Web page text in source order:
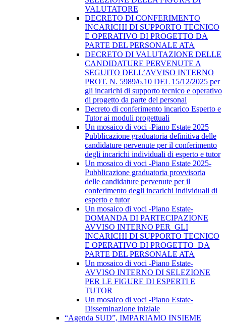
VALUTATORE
DECRETO DI CONFERIMENTO
INCARICHI DI SUPPORTO TECNICO
E OPERATIVO DI PROGETTO DA
PARTE DEL PERSONALE ATA
DECRETO DI VALUTAZIONE DELLE
CANDIDATURE PERVENUTE A
SEGUITO DELL’AVVISO INTERNO
PROT. N. 5989/6.10 DEL 15/12/2025 per
gli incarichi di supporto tecnico e operativo
di progetto da parte del personal
Decreto di conferimento incarico Esperto e
Tutor ai moduli progettuali
Un mosaico di voci -Piano Estate 2025
Pubblicazione graduatoria definitiva delle
candidature pervenute per il conferimento
degli incarichi individuali di esperto e tutor
Un mosaico di voci -Piano Estate 2025-
Pubblicazione graduatoria provvisoria
delle candidature pervenute per il
conferimento degli incarichi individuali di
esperto e tutor
Un mosaico di voci -Piano Estate-
DOMANDA DI PARTECIPAZIONE
AVVISO INTERNO PER GLI
INCARICHI DI SUPPORTO TECNICO
E OPERATIVO DI PROGETTO DA
PARTE DEL PERSONALE ATA
Un mosaico di voci -Piano Estate-
AVVISO INTERNO DI SELEZIONE
PER LE FIGURE DI ESPERTI E
TUTOR
Un mosaico di voci -Piano Estate-
Disseminazione iniziale
“Agenda SUD”, IMPARIAMO INSIEME